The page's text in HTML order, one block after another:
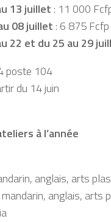
13 juillet : 11 000
08 juillet : 6 875
22 et du 25 au 29
poste 104
du 14 juin
à l’année
anglais, arts
mandarin, anglais,